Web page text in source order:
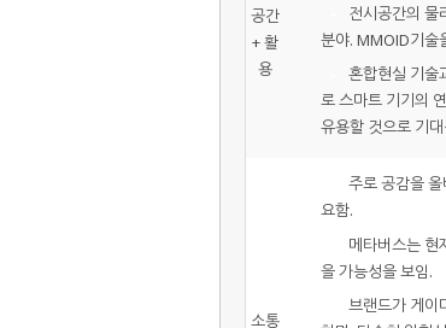
공간
+ 활
용
전시공간의 물
분야. MMOID기술
혼합현실 기술
로 스마트 기기의
유용할 것으로 기대
소통
주로 공감을
요함.
메타버스는 현
을 가능성을 보임.
브랜드가 게이